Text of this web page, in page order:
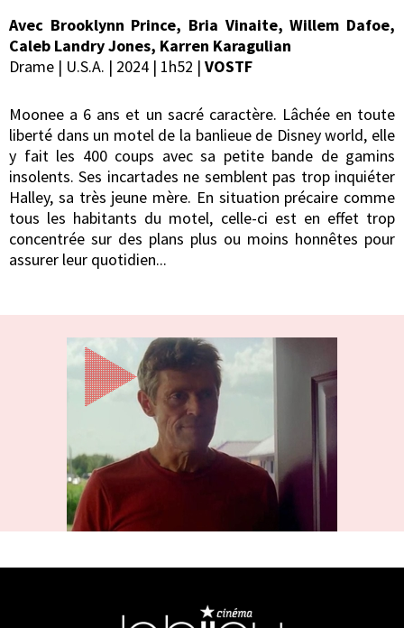
Avec Brooklynn Prince, Bria Vinaite, Willem Dafoe,
Caleb Landry Jones, Karren Karagulian
Drame | U.S.A. | 2024 | 1h52 | VOSTF
Moonee a 6 ans et un sacré caractère. Lâchée en toute
liberté dans un motel de la banlieue de Disney world, elle
y fait les 400 coups avec sa petite bande de gamins
insolents. Ses incartades ne semblent pas trop inquiéter
Halley, sa très jeune mère. En situation précaire comme
tous les habitants du motel, celle-ci est en effet trop
concentrée sur des plans plus ou moins honnêtes pour
assurer leur quotidien...